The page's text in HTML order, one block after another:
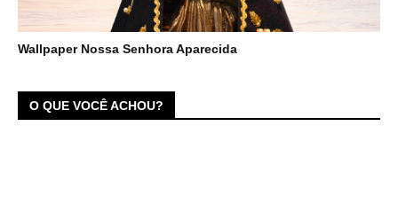
Wallpaper Nossa Senhora Aparecida
O QUE VOCÊ ACHOU?